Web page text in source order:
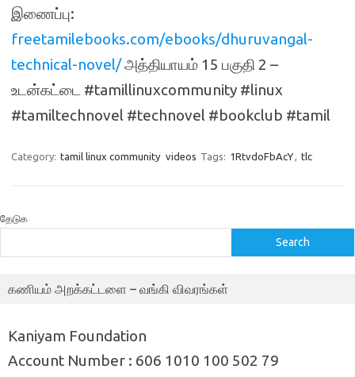
இணைப்பு:
freetamilebooks.com/ebooks/dhuruvangal-
technical-novel/அத்தியாயம் 15 பகுதி 2 –
உடன்கட்டை #tamillinuxcommunity #linux
#tamiltechnovel #technovel #bookclub #tamil
Category: tamil linux community videos Tags: 1RtvdoFbAcY, tlc
தேடுக
Search
கணியம் அறக்கட்டளை – வங்கி விவரங்கள்
Kaniyam Foundation
Account Number : 606 1010 100 502 79